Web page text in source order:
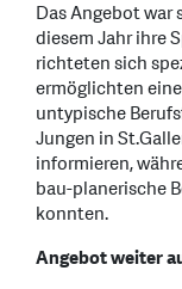
Das Angebot war
diesem Jahr ihre
richteten sich
ermöglichten
untypische
Jungen in
informieren,
bau-planerische
konnten.
Angebot weiter